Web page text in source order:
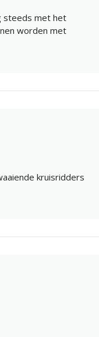
steeds met het
worden met
kruisridders